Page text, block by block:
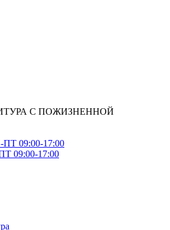
С ПОЖИЗНЕННОЙ
09:00-17:00
09:00-17:00